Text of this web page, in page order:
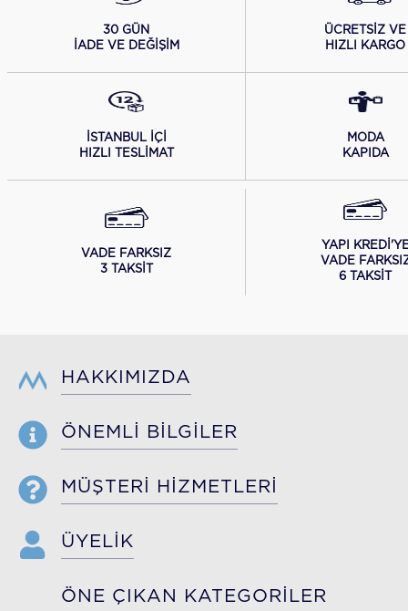
30 GÜN
İADE VE DEĞİŞİM
ÜCRETSİZ VE
HIZLI KARGO
İSTANBUL İÇİ
HIZLI TESLİMAT
MODA
KAPIDA
VADE FARKSIZ
3 TAKSİT
YAPI
VADE
6 TAKSİT
HAKKIMIZDA
ÖNEMLİ BİLGİLER
MÜŞTERİ HİZMETLERİ
ÜYELİK
ÖNE ÇIKAN KATEGORİLER